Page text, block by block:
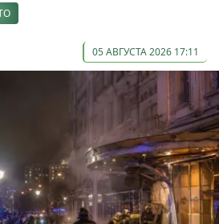
05 АВГУСТА 2026 17:11